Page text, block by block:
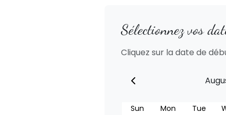
Sélectionnez vos
Cliquez sur la date de
Sun Mon Tue